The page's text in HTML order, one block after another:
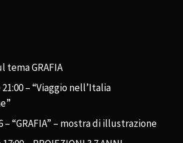
tema GRAFIA
– “Viaggio nell’Italia
– “GRAFIA” – mostra di illustrazione